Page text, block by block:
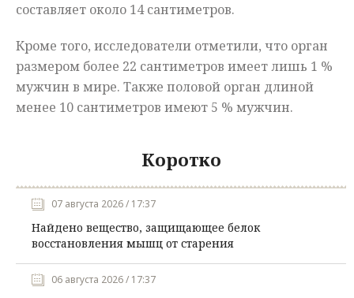
составляет около 14 сантиметров.
Кроме того, исследователи отметили, что орган
размером более 22 сантиметров имеет лишь 1 %
мужчин в мире. Также половой орган длиной
менее 10 сантиметров имеют 5 % мужчин.
Коротко
07 августа 2026 / 17:37
Найдено вещество, защищающее белок
восстановления мышц от старения
06 августа 2026 / 17:37